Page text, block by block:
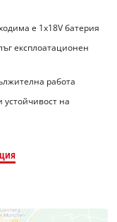
е 1x18V батерия
експлоатационен
работа
на